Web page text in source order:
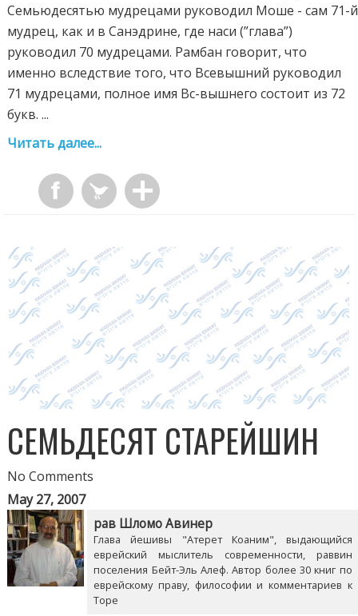
Семьюдесятью мудрецами руководил Моше - сам 71-й
мудрец, как и в Санэдрине, где наси (”глава”)
руководил 70 мудрецами. Рамбан говорит, что
именно вследствие того, что Всевышний руководил
71 мудрецами, полное имя Вс-вышнего состоит из 72
букв. ...
Читать далее...
СЕМЬДЕСЯТ СТАРЕЙШИН
No Comments
May 27, 2007
рав Шломо Авинер
Глава йешивы "Атерет Коаним", выдающийся
еврейский мыслитель современности, раввин
поселения Бейт-Эль Алеф. Автор более 30 книг по
еврейскому праву, философии и комментариев к
Торе